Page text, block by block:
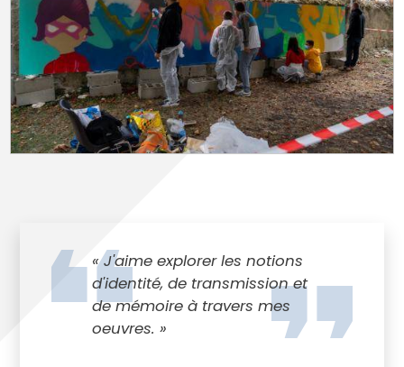
« J'aime explorer les notions
d'identité, de transmission et
de mémoire à travers mes
oeuvres. »